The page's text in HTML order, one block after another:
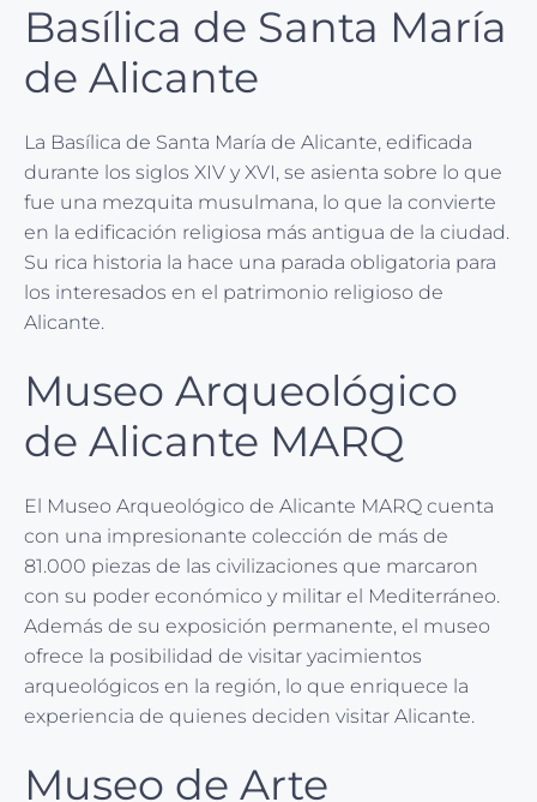
Basílica de Santa María
de Alicante
La Basílica de Santa María de Alicante, edificada
durante los siglos XIV y XVI, se asienta sobre lo que
fue una mezquita musulmana, lo que la convierte
en la edificación religiosa más antigua de la ciudad.
Su rica historia la hace una parada obligatoria para
los interesados en el patrimonio religioso de
Alicante.
Museo Arqueológico
de Alicante MARQ
El Museo Arqueológico de Alicante MARQ cuenta
con una impresionante colección de más de
81.000 piezas de las civilizaciones que marcaron
con su poder económico y militar el Mediterráneo.
Además de su exposición permanente, el museo
ofrece la posibilidad de visitar yacimientos
arqueológicos en la región, lo que enriquece la
experiencia de quienes deciden visitar Alicante.
Museo de Arte